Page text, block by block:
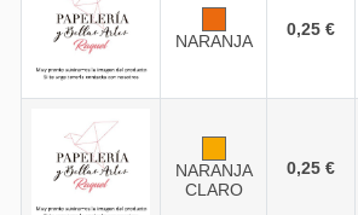
NARANJA
0,25 €
NARANJA
CLARO
0,25 €